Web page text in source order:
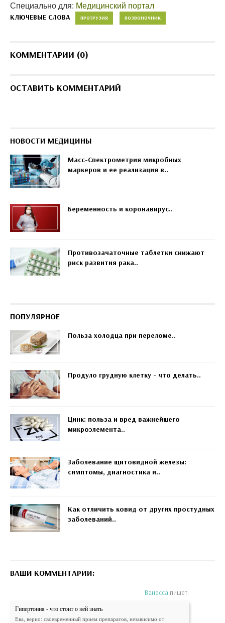
Специально для: Медицинский портал
КЛЮЧЕВЫЕ СЛОВА ПРОТРУЗИЯ ПОЗВОНОЧНИК
КОММЕНТАРИИ (0)
ОСТАВИТЬ КОММЕНТАРИЙ
НОВОСТИ МЕДИЦИНЫ
Масс-Спектрометрия микробных
маркеров и ее реализация в..
Беременность и коронавирус..
Противозачаточные таблетки снижают
риск развития рака..
ПОПУЛЯРНОЕ
Польза холодца при переломе..
Продуло грудную клетку - что делать..
Цинк: польза и вред важнейшего
микроэлемента..
Заболевание щитовидной железы:
симптомы, диагностика и..
Как отличить ковид от других простудных
заболеваний..
ВАШИ КОММЕНТАРИИ:
Ванесса пишет:
Гипертония - что стоит о ней знать
Ева, верно: своевременный прием препаратов, независимо от